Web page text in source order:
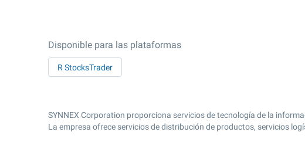
Disponible para las plataformas
R StocksTrader
SYNNEX Corporation proporciona servicios de tecnología de la
La empresa ofrece servicios de distribución de productos, servicios